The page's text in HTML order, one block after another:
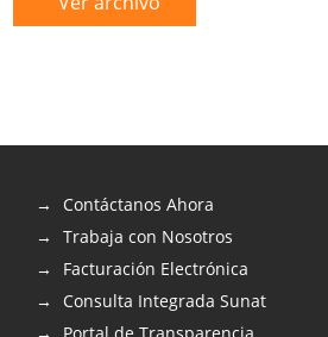
Contáctanos Ahora
Trabaja con Nosotros
Facturación Electrónica
Consulta Integrada Sunat
Portal de Transparencia